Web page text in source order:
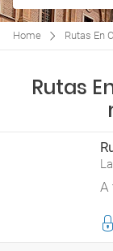
Home Rutas En
Rutas
A